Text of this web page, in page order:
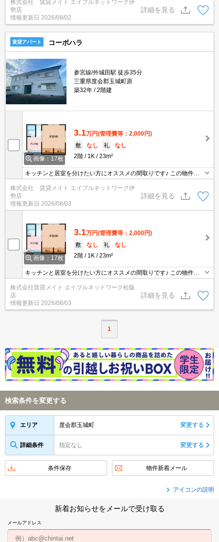
株式会社 賃貸メイト エイブルネットワーク伊
勢店
情報更新日 2026/08/02
詳細を見る
賃貸アパート コーポハラ
参宮線/外城田駅 徒歩35分
三重県度会郡玉城町原
築32年
2階建
画像：17枚
3.1万円(管理費等：2,000円)
敷
なし 礼
なし
2階
1K 23m²
キッチンと居室を分けたい方にオススメの間取りです♪ この物件が
気になる方はまずお気軽にお問い合わせください。お電話、メー
ル、ＬＩＮＥお好きな方法で詳しくご説明いたします！
株式会社 賃貸メイト エイブルネットワーク伊
勢店
情報更新日 2026/08/03
詳細を見る
画像：17枚
3.1万円(管理費等：2,000円)
敷
なし 礼
なし
2階
1K 23m²
キッチンと居室を分けたい方にオススメの間取りです♪ この物件が
気になる方はまずお気軽にお問い合わせください。お電話、メー
ル、ＬＩＮＥお好きな方法で詳しくご説明いたします！
株式会社賃貸メイト エイブルネットワーク松阪
店
情報更新日 2026/08/03
詳細を見る
1
検索条件を変更する
エリア 度会郡玉城町 変更する
詳細条件 指定なし 変更する
条件保存 物件新着メール
アイコンの説明
新着お知らせをメールで受け取る
メールアドレス